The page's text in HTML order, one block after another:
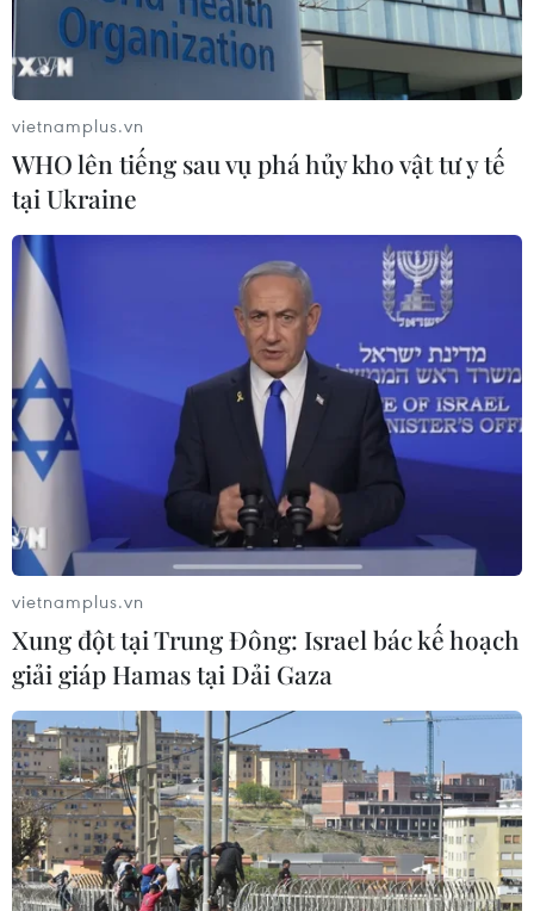
Vietnam Airlines, Jetstar tăng 4.300 chỗ
bay đến ‘thủ phủ’ càphê
11/03/2019 04:19
Trong vai trò nhà vận chuyển chính thức, các hãng hàng
không Vietnam Airlines và Jetstar Pacific đã tăng 4.500
chỗ bay đến lễ hội Càphê Buôn Ma Thuột.
Vietnam Airlines bán vé máy bay rẻ nội
địa cho đoàn viên, thanh niên
vietnamplus.vn
WHO lên tiếng sau vụ phá hủy kho vật tư y tế
tại Ukraine
vietnamplus.vn
Xung đột tại Trung Đông: Israel bác kế hoạch
giải giáp Hamas tại Dải Gaza